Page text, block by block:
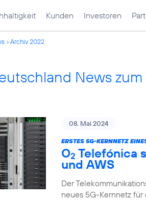
Kunden Investoren
Archiv 2022
News
08. Mai 2024
ERSTES 5G-KERNNETZ
O2 Telefónica
und AWS
Der
neues 5G-Kernnetz für